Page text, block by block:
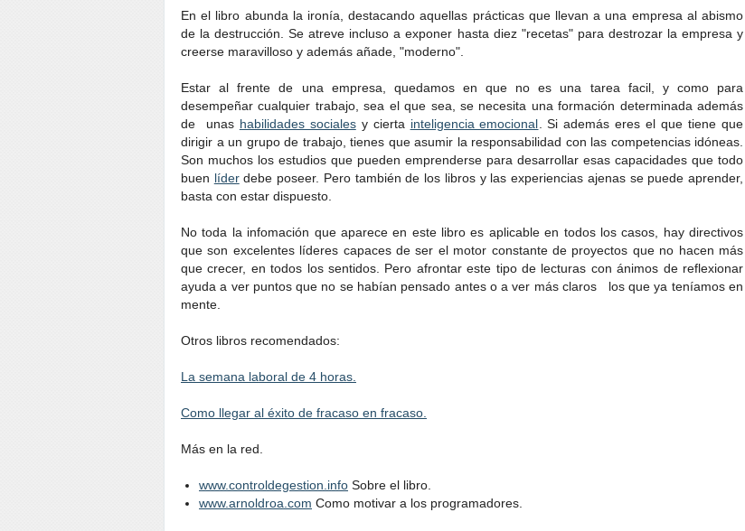
En el libro abunda la ironía, destacando aquellas prácticas que llevan a una empresa al abismo
de la destrucción. Se atreve incluso a exponer hasta diez "recetas" para destrozar la empresa y
creerse maravilloso y además añade, "moderno".
Estar al frente de una empresa, quedamos en que no es una tarea facil, y como para
desempeñar cualquier trabajo, sea el que sea, se necesita una formación determinada además
de unas habilidades socialesy cierta inteligencia emocional . Si además eres el que tiene que
dirigir a un grupo de trabajo, tienes que asumir la responsabilidad con las competencias idóneas.
Son muchos los estudios que pueden emprenderse para desarrollar esas capacidades que todo
buen líderdebe poseer. Pero también de los libros y las experiencias ajenas se puede aprender,
basta con estar dispuesto.
No toda la infomación que aparece en este libro es aplicable en todos los casos, hay directivos
que son excelentes líderes capaces de ser el motor constante de proyectos que no hacen más
que crecer, en todos los sentidos. Pero afrontar este tipo de lecturas con ánimos de reflexionar
ayuda a ver puntos que no se habían pensado antes o a ver más claros los que ya teníamos en
mente.
Otros libros recomendados:
La semana laboral de 4 horas.
Como llegar al éxito de fracaso en fracaso.
Más en la red.
www.controldegestion.info Sobre el libro.
www.arnoldroa.com Como motivar a los programadores.